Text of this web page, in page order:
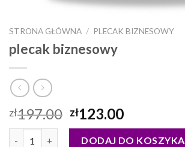
STRONA GŁÓWNA / PLECAK BIZNESOWY
plecak biznesowy
zł197.00 zł123.00
ilość plecak biznesowyDODAJ DO KOSZYKA